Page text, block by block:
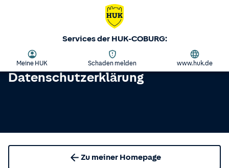
Services der HUK-COBURG:
Meine HUK Schaden melden www.huk.de
Datenschutzerklärung
Zu meiner Homepage